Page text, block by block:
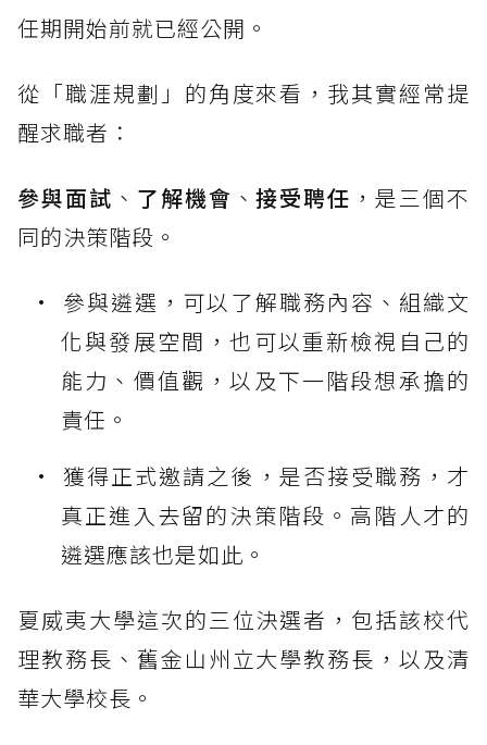
任期開始前就已經公開。
從「職涯規劃」的角度來看，我其實經常提
醒求職者：
參與面試 、 了解機會 、接受聘任 ，是三個不
同的決策階段。
參與遴選，可以了解職務內容、組織文
化與發展空間，也可以重新檢視自己的
能力、價值觀，以及下一階段想承擔的
責任。
獲得正式邀請之後，是否接受職務，才
真正進入去留的決策階段。高階人才的
遴選應該也是如此。
夏威夷大學這次的三位決選者，包括該校代
理教務長、舊金山州立大學教務長，以及清
華大學校長。